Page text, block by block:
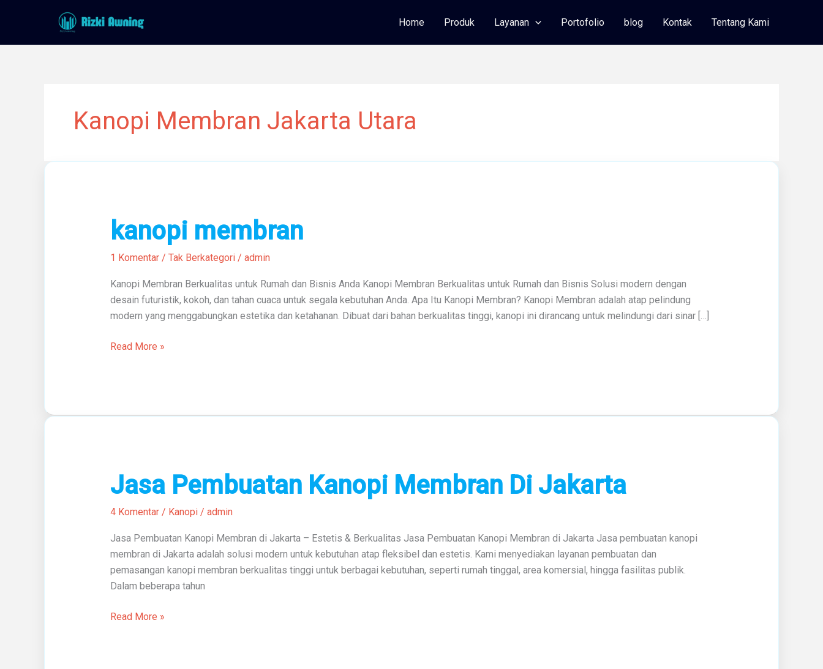
Home Produk Layanan Portofolio blog Kontak Tentang Kami
Kanopi Membran Jakarta Utara
kanopi membran
1 Komentar / Tak Berkategori/ admin
Kanopi Membran Berkualitas untuk Rumah dan Bisnis Anda Kanopi Membran Berkualitas untuk Rumah dan Bisnis Solusi modern dengan
desain futuristik, kokoh, dan tahan cuaca untuk segala kebutuhan Anda. Apa Itu Kanopi Membran? Kanopi Membran adalah atap pelindung
modern yang menggabungkan estetika dan ketahanan. Dibuat dari bahan berkualitas tinggi, kanopi ini dirancang untuk melindungi dari sinar […]
kanopi
membran
Read More »
Jasa Pembuatan Kanopi Membran Di Jakarta
4 Komentar / Kanopi/ admin
Jasa Pembuatan Kanopi Membran di Jakarta – Estetis & Berkualitas Jasa Pembuatan Kanopi Membran di Jakarta Jasa pembuatan kanopi
membran di Jakarta adalah solusi modern untuk kebutuhan atap fleksibel dan estetis. Kami menyediakan layanan pembuatan dan
pemasangan kanopi membran berkualitas tinggi untuk berbagai kebutuhan, seperti rumah tinggal, area komersial, hingga fasilitas publik.
Dalam beberapa tahun
Jasa
Pembuatan
Kanopi
Di
Jakarta
Read More »